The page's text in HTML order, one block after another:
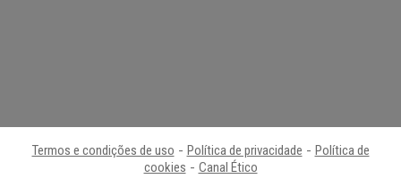
Termos e condições de uso - Política de privacidade - Política de
cookies - Canal Ético